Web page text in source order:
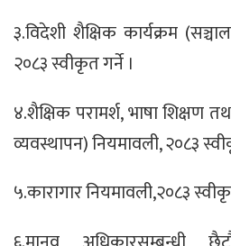
३.विदेशी शैक्षिक कार्यक्रम
२०८३ स्वीकृत गर्ने ।
४.शैक्षिक परामर्श, भाषा शिक्षण
व्यवस्थापन) नियमावली, २०८३
५.कारागार नियमावली,२०८३